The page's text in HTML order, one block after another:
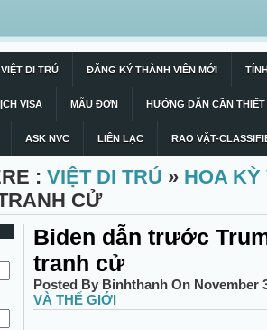
DI TRÚ ĐĂNG KÝ THÀNH VIÊN MỚI
VISA MẪU ĐƠN HƯỚNG DẪN CẦN THIẾT
ASK NVC LIÊN LẠC RAO VẶT-
: VIỆT DI TRÚ » HOA KỲ
CỬ
Biden dẫn trước
tranh cử
Posted By Binhthanh On November
VÀ THẾ GIỚI